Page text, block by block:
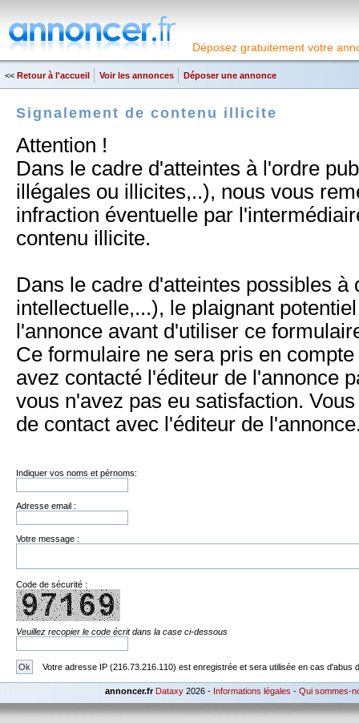
Déposez gratuitement votre
<< Retour à l'accueil Voir les annonces Déposer une annonce
Signalement de contenu illicite
Attention !
Dans le cadre d'atteintes à l'ordre
illégales ou illicites,..), nous vous
infraction éventuelle par
contenu illicite.
Dans le cadre d'atteintes possibles
intellectuelle,...), le plaignant
l'annonce avant d'utiliser ce
Ce formulaire ne sera pris en
avez contacté l'éditeur de l'annonce
vous n'avez pas eu satisfaction.
de contact avec l'éditeur de
Indiquer vos noms et pérnoms:
Adresse email :
Votre message :
Code de sécurité :
Veuillez recopier le code écrit dans la case ci-dessous
Votre adresse IP (216.73.216.110) est enregistrée et sera utilisée en cas d'abus
annoncer.fr Dataxy 2026 - Informations légales - Qui sommes-